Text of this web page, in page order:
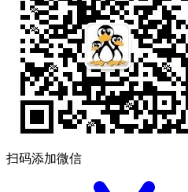
扫码添加微信